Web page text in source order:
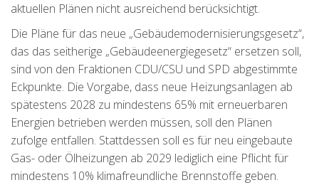
aktuellen Plänen nicht ausreichend berücksichtigt.
Die Pläne für das neue „Gebäudemodernisierungsgesetz“,
das das seitherige „Gebäudeenergiegesetz“ ersetzen soll,
sind von den Fraktionen CDU/CSU und SPD abgestimmte
Eckpunkte. Die Vorgabe, dass neue Heizungsanlagen ab
spätestens 2028 zu mindestens 65% mit erneuerbaren
Energien betrieben werden müssen, soll den Plänen
zufolge entfallen. Stattdessen soll es für neu eingebaute
Gas- oder Ölheizungen ab 2029 lediglich eine Pflicht für
mindestens 10% klimafreundliche Brennstoffe geben.